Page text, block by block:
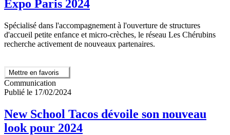
Expo Paris 2024
Spécialisé dans l'accompagnement à l'ouverture de structures
d'accueil petite enfance et micro-crèches, le réseau Les Chérubins
recherche activement de nouveaux partenaires.
Mettre en favoris
Communication
Publié le 17/02/2024
New School Tacos dévoile son nouveau
look pour 2024